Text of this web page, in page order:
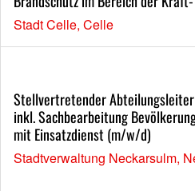
Stadt Celle, Celle
Stellvertretender
inkl. Sachbearbeitung
mit Einsatzdienst (m/w/d)
Stadtverwaltung Neckarsulm,